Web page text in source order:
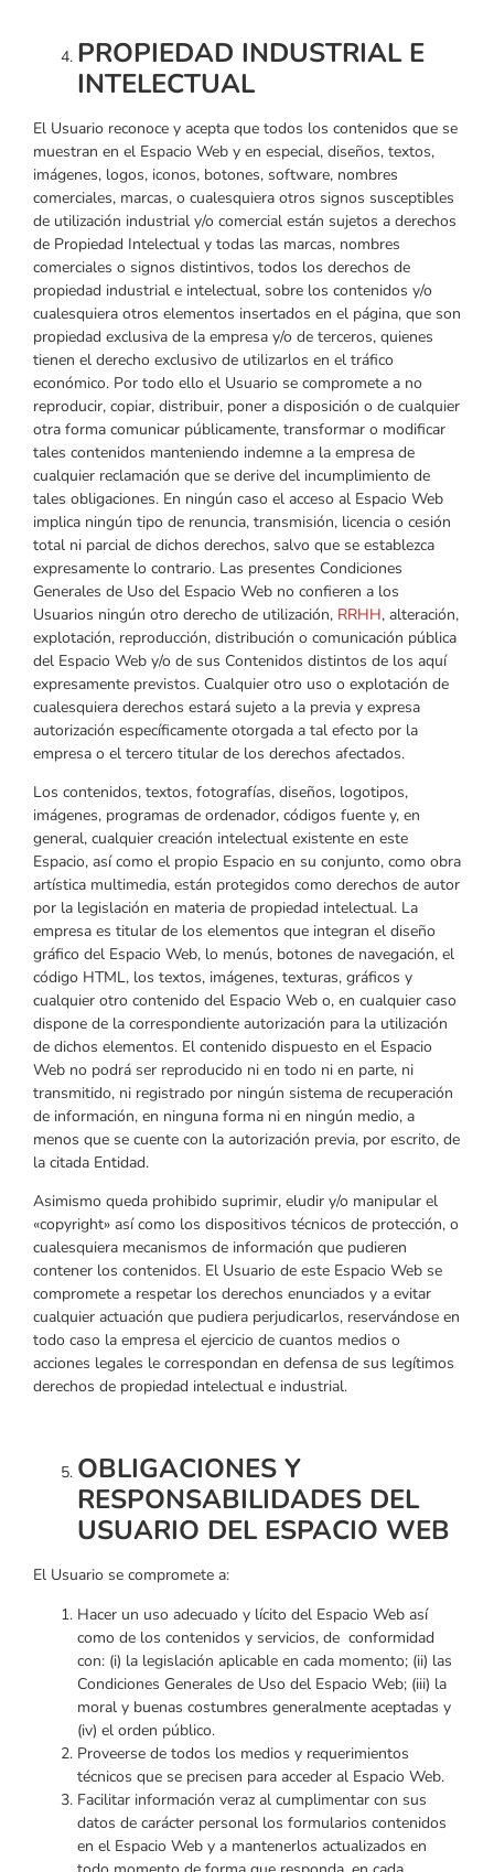
PROPIEDAD INDUSTRIAL E
INTELECTUAL
El Usuario reconoce y acepta que todos los contenidos que se
muestran en el Espacio Web y en especial, diseños, textos,
imágenes, logos, iconos, botones, software, nombres
comerciales, marcas, o cualesquiera otros signos susceptibles
de utilización industrial y/o comercial están sujetos a derechos
de Propiedad Intelectual y todas las marcas, nombres
comerciales o signos distintivos, todos los derechos de
propiedad industrial e intelectual, sobre los contenidos y/o
cualesquiera otros elementos insertados en el página, que son
propiedad exclusiva de la empresa y/o de terceros, quienes
tienen el derecho exclusivo de utilizarlos en el tráfico
económico. Por todo ello el Usuario se compromete a no
reproducir, copiar, distribuir, poner a disposición o de cualquier
otra forma comunicar públicamente, transformar o modificar
tales contenidos manteniendo indemne a la empresa de
cualquier reclamación que se derive del incumplimiento de
tales obligaciones. En ningún caso el acceso al Espacio Web
implica ningún tipo de renuncia, transmisión, licencia o cesión
total ni parcial de dichos derechos, salvo que se establezca
expresamente lo contrario. Las presentes Condiciones
Generales de Uso del Espacio Web no confieren a los
Usuarios ningún otro derecho de utilización, RRHH, alteración,
explotación, reproducción, distribución o comunicación pública
del Espacio Web y/o de sus Contenidos distintos de los aquí
expresamente previstos. Cualquier otro uso o explotación de
cualesquiera derechos estará sujeto a la previa y expresa
autorización específicamente otorgada a tal efecto por la
empresa o el tercero titular de los derechos afectados.
Los contenidos, textos, fotografías, diseños, logotipos,
imágenes, programas de ordenador, códigos fuente y, en
general, cualquier creación intelectual existente en este
Espacio, así como el propio Espacio en su conjunto, como obra
artística multimedia, están protegidos como derechos de autor
por la legislación en materia de propiedad intelectual. La
empresa es titular de los elementos que integran el diseño
gráfico del Espacio Web, lo menús, botones de navegación, el
código HTML, los textos, imágenes, texturas, gráficos y
cualquier otro contenido del Espacio Web o, en cualquier caso
dispone de la correspondiente autorización para la utilización
de dichos elementos. El contenido dispuesto en el Espacio
Web no podrá ser reproducido ni en todo ni en parte, ni
transmitido, ni registrado por ningún sistema de recuperación
de información, en ninguna forma ni en ningún medio, a
menos que se cuente con la autorización previa, por escrito, de
la citada Entidad.
Asimismo queda prohibido suprimir, eludir y/o manipular el
«copyright» así como los dispositivos técnicos de protección, o
cualesquiera mecanismos de información que pudieren
contener los contenidos. El Usuario de este Espacio Web se
compromete a respetar los derechos enunciados y a evitar
cualquier actuación que pudiera perjudicarlos, reservándose en
todo caso la empresa el ejercicio de cuantos medios o
acciones legales le correspondan en defensa de sus legítimos
derechos de propiedad intelectual e industrial.
OBLIGACIONES Y
RESPONSABILIDADES DEL
USUARIO DEL ESPACIO WEB
El Usuario se compromete a:
Hacer un uso adecuado y lícito del Espacio Web así
como de los contenidos y servicios, de conformidad
con: (i) la legislación aplicable en cada momento; (ii) las
Condiciones Generales de Uso del Espacio Web; (iii) la
moral y buenas costumbres generalmente aceptadas y
(iv) el orden público.
Proveerse de todos los medios y requerimientos
técnicos que se precisen para acceder al Espacio Web.
Facilitar información veraz al cumplimentar con sus
datos de carácter personal los formularios contenidos
en el Espacio Web y a mantenerlos actualizados en